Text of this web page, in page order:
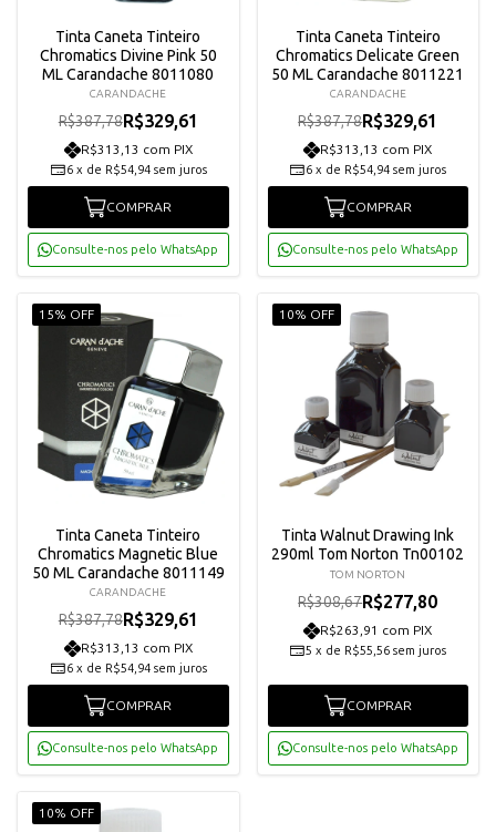
Tinta Caneta Tinteiro
Chromatics Divine Pink 50
ML Carandache 8011080
CARANDACHE
R$387,78R$329,61
R$313,13 com PIX
6 x de R$54,94 sem juros
COMPRAR
Consulte-nos pelo WhatsApp
Tinta Caneta Tinteiro
Chromatics Delicate Green
50 ML Carandache 8011221
CARANDACHE
R$387,78R$329,61
R$313,13 com PIX
6 x de R$54,94 sem juros
COMPRAR
Consulte-nos pelo WhatsApp
15% OFF
Tinta Caneta Tinteiro
Chromatics Magnetic Blue
50 ML Carandache 8011149
CARANDACHE
R$387,78R$329,61
R$313,13 com PIX
6 x de R$54,94 sem juros
COMPRAR
Consulte-nos pelo WhatsApp
10% OFF
Tinta Walnut Drawing Ink
290ml Tom Norton Tn00102
TOM NORTON
R$308,67R$277,80
R$263,91 com PIX
5 x de R$55,56 sem juros
COMPRAR
Consulte-nos pelo WhatsApp
10% OFF